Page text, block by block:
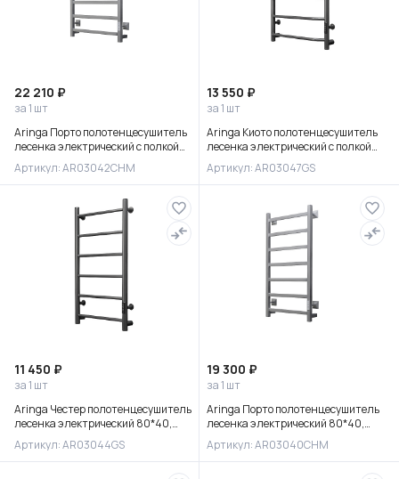
22 210 ₽
за 1 шт
Aringa Порто полотенцесушитель
лесенка электрический с полкой
80*50, матовый хром,
AR03042CHM
Артикул: AR03042CHM
13 550 ₽
за 1 шт
Aringa Киото полотенцесушитель
лесенка электрический с полкой
80*50, оружейная сталь,
AR03047GS
Артикул: AR03047GS
11 450 ₽
за 1 шт
Aringa Честер полотенцесушитель
лесенка электрический 80*40,
оружейная сталь, AR03044GS
Артикул: AR03044GS
19 300 ₽
за 1 шт
Aringa Порто полотенцесушитель
лесенка электрический 80*40,
матовый хром, AR03040CHM
Артикул: AR03040CHM